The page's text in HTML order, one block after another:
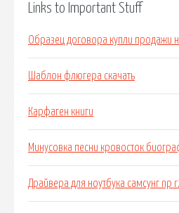
Links to Important Stuff
Образец договора купли продажи
Шаблон флюгера скачать
Карфаген книги
Минусовка песни кровосток
Драйвера для ноутбука самсунг np